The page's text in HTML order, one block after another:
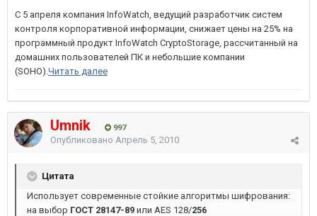
С 5 апреля компания InfoWatch, ведущий разработчик систем
контроля корпоративной информации, снижает цены на 25% на
программный продукт InfoWatch CryptoStorage, рассчитанный на
домашних пользователей ПК и небольшие компании
(SOHO).Читать далее
Umnik 997
Опубликовано Апрель 5, 2010
Цитата
Использует современные стойкие алгоритмы шифрования:
на выбор ГОСТ 28147-89 или AES 128/256